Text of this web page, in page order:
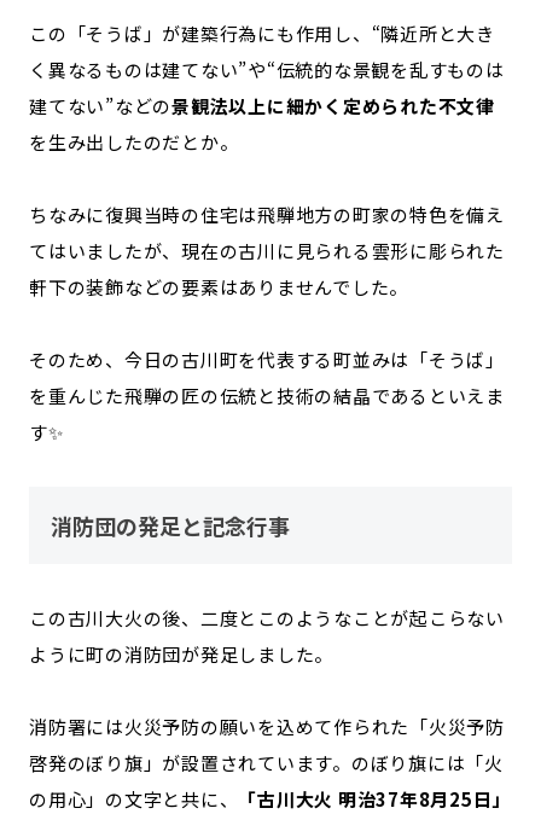
この「そうば」が建築行為にも作用し、“隣近所と大き
く異なるものは建てない”や“伝統的な景観を乱すものは
建てない”などの景観法以上に細かく定められた不文律
を生み出したのだとか。
ちなみに復興当時の住宅は飛騨地方の町家の特色を備え
てはいましたが、現在の古川に見られる雲形に彫られた
軒下の装飾などの要素はありませんでした。
そのため、今日の古川町を代表する町並みは「そうば」
を重んじた飛騨の匠の伝統と技術の結晶であるといえま
す✨
消防団の発足と記念行事
この古川大火の後、二度とこのようなことが起こらない
ように町の消防団が発足しました。
消防署には火災予防の願いを込めて作られた「火災予防
啓発のぼり旗」が設置されています。のぼり旗には「火
の用心」の文字と共に、
「古川大火 明治37年8月25日」